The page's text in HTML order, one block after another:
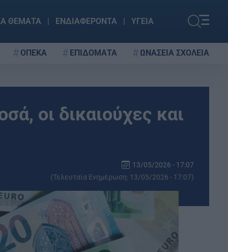
ΘΕΜΑΤΑ ΕΝΔΙΑΦΕΡΟΝΤΑ ΥΓΕΙΑ
ΟΠΕΚΑ ΕΠΙΔΟΜΑΤΑ ΩΝΑΣΕΙΑ ΣΧΟΛΕΙΑ
οι δικαιούχες και
13/05/2026 - 17:07
(Τελευταία Ενημέρωση: 13/05/2026 - 17:07)